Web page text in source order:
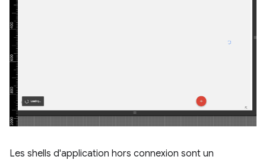
Les shells d'application hors connexion sont un